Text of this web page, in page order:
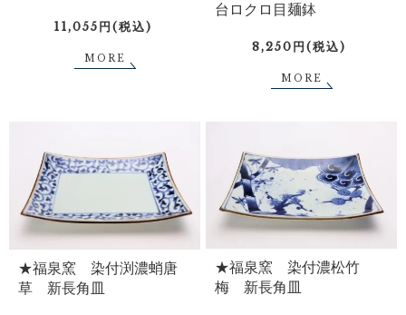
11,055円(税込)
MORE
台ロクロ目麺鉢
8,250円(税込)
MORE
★福泉窯 染付渕濃蛸唐
草 新長角皿
★福泉窯 染付濃松竹
梅 新長角皿